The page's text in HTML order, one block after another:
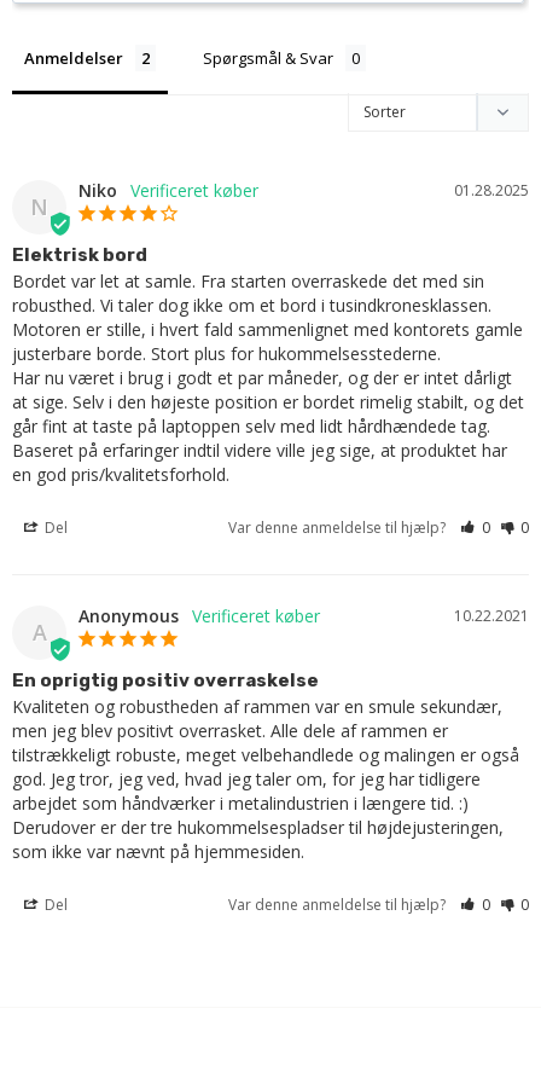
Anmeldelser Spørgsmål & Svar
N
01.28.2025
Niko
Elektrisk bord
Bordet var let at samle. Fra starten overraskede det med sin
robusthed. Vi taler dog ikke om et bord i tusindkronesklassen.
Motoren er stille, i hvert fald sammenlignet med kontorets gamle
justerbare borde. Stort plus for hukommelsesstederne.
Har nu været i brug i godt et par måneder, og der er intet dårligt
at sige. Selv i den højeste position er bordet rimelig stabilt, og det
går fint at taste på laptoppen selv med lidt hårdhændede tag.
Baseret på erfaringer indtil videre ville jeg sige, at produktet har
en god pris/kvalitetsforhold.
Del Var denne anmeldelse til hjælp? 0 0
A
10.22.2021
Anonymous
En oprigtig positiv overraskelse
Kvaliteten og robustheden af ​​rammen var en smule sekundær,
men jeg blev positivt overrasket. Alle dele af rammen er
tilstrækkeligt robuste, meget velbehandlede og malingen er også
god. Jeg tror, ​​jeg ved, hvad jeg taler om, for jeg har tidligere
arbejdet som håndværker i metalindustrien i længere tid. :)
Derudover er der tre hukommelsespladser til højdejusteringen,
som ikke var nævnt på hjemmesiden.
Del Var denne anmeldelse til hjælp? 0 0